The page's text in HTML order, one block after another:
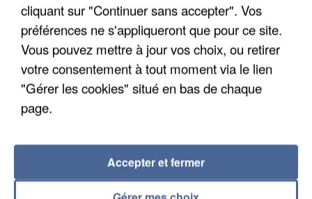
L’UN DES FONDATEURS SUPPOSÉS DE LA DZ
cliquant sur "Continuer sans accepter". Vos
préférences ne s'appliqueront que pour ce site.
Vous pouvez mettre à jour vos choix, ou retirer
votre consentement à tout moment via le lien
"Gérer les cookies" situé en bas de chaque
page.
Accepter et fermer